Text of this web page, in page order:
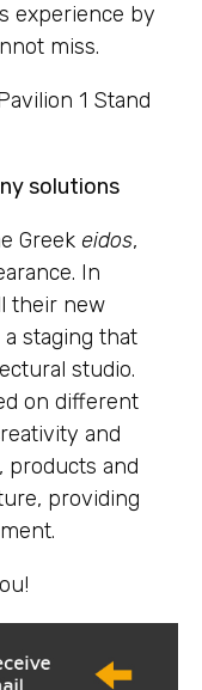
experience by
miss.
1 Stand
solutions
Greek eidos,
In
their new
staging that
studio.
on different
and
products and
providing